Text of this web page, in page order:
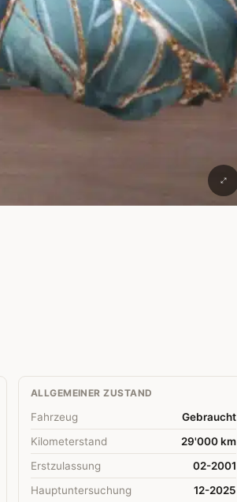
ALLGEMEINER ZUSTAND
Fahrzeug
Gebraucht
Kilometerstand
29'000 km
Erstzulassung
02-2001
Hauptuntersuchung
12-2025